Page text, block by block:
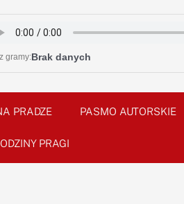
gramy:Brak danych
PRADZE PASMO AUTORSKIE
PRAGI